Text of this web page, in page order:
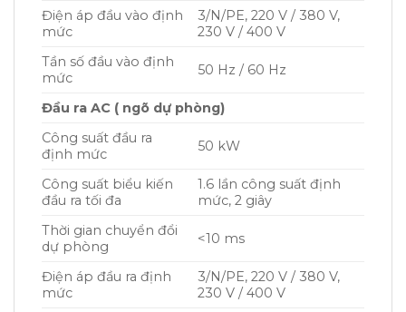
Điện áp đầu vào định
mức
3/N/PE, 220 V / 380 V,
230 V / 400 V
Tần số đầu vào định
mức
50 Hz / 60 Hz
Đầu ra AC ( ngõ dự phòng)
Công suất đầu ra
định mức
50 kW
Công suất biểu kiến
đầu ra tối đa
1.6 lần công suất định
mức, 2 giây
Thời gian chuyển đổi
dự phòng
<10 ms
Điện áp đầu ra định
mức
3/N/PE, 220 V / 380 V,
230 V / 400 V